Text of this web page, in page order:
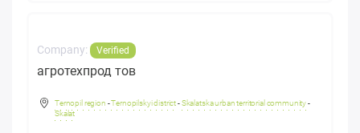
Company: Verified
агротехпрод тов
Ternopil region -Ternopilskyi district-Skalatska urban territorial community-
Skalat